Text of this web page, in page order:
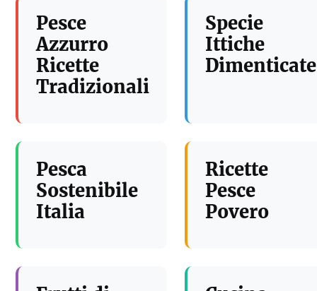
Pesce
Azzurro
Ricette
Tradizionali
Specie
Ittiche
Dimenticate
Pesca
Sostenibile
Italia
Ricette
Pesce
Povero